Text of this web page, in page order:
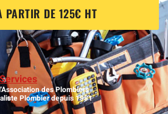
PARTIR DE 125€ HT
des Plombiers
Plombier depuis 1981